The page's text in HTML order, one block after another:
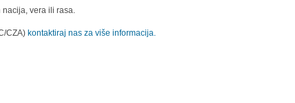
vera ili rasa.
CZA) kontaktiraj nas za više informacija.